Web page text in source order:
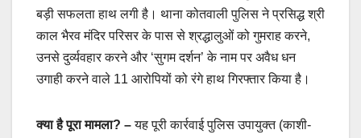
बड़ी सफलता हाथ लगी है। थाना कोतवाली पुलिस ने प्रसिद्ध श्री
काल भैरव मंदिर परिसर के पास से श्रद्धालुओं को गुमराह करने,
उनसे दुर्व्यवहार करने और ‘सुगम दर्शन’ के नाम पर अवैध धन
उगाही करने वाले 11 आरोपियों को रंगे हाथ गिरफ्तार किया है।
क्या है पूरा मामला? –यह पूरी कार्रवाई पुलिस उपायुक्त (काशी-